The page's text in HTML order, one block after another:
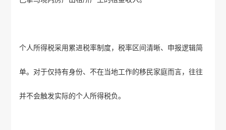
个人所得税采用累进税率制度，税率区间清晰、申报逻辑简
单。对于仅持有身份、不在当地工作的移民家庭而言，往往
并不会触发实际的个人所得税负。